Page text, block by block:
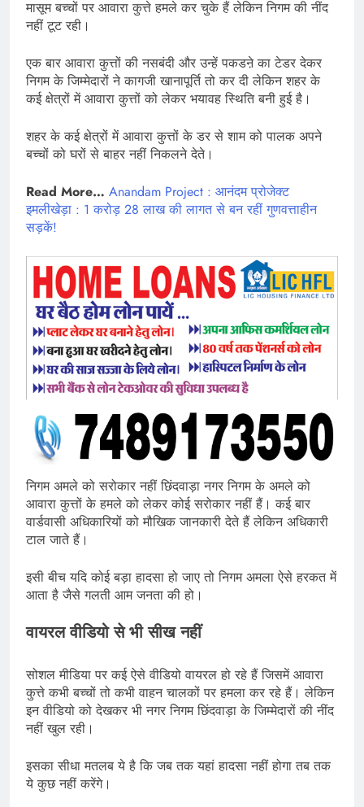
मासूम बच्चों पर आवारा कुत्ते हमले कर चुके हैं लेकिन निगम की नींद
नहीं टूट रही।
एक बार आवारा कुत्तों की नसबंदी और उन्हें पकडऩे का टेडर देकर
निगम के जिम्मेदारों ने कागजी खानापूर्ति तो कर दी लेकिन शहर के
कई क्षेत्रों में आवारा कुत्तों को लेकर भयावह स्थिति बनी हुई है।
शहर के कई क्षेत्रों में आवारा कुत्तों के डर से शाम को पालक अपने
बच्चों को घरों से बाहर नहीं निकलने देते।
Read More… Anandam Project : आनंदम प्रोजेक्ट
इमलीखेड़ा : 1 करोड़ 28 लाख की लागत से बन रहीं गुणवत्ताहीन
सड़कें!
निगम अमले को सरोकार नहीं छिंदवाड़ा नगर निगम के अमले को
आवारा कुत्तों के हमले को लेकर कोई सरोकार नहीं हैं। कई बार
वार्डवासी अधिकारियों को मौखिक जानकारी देते हैं लेकिन अधिकारी
टाल जाते हैं।
इसी बीच यदि कोई बड़ा हादसा हो जाए तो निगम अमला ऐसे हरकत में
आता है जैसे गलती आम जनता की हो।
वायरल वीडियो से भी सीख नहीं
सोशल मीडिया पर कई ऐसे वीडियो वायरल हो रहे हैं जिसमें आवारा
कुत्ते कभी बच्चों तो कभी वाहन चालकों पर हमला कर रहे हैं। लेकिन
इन वीडियो को देखकर भी नगर निगम छिंदवाड़ा के जिम्मेदारों की नींद
नहीं खुल रही।
इसका सीधा मतलब ये है कि जब तक यहां हादसा नहीं होगा तब तक
ये कुछ नहीं करेंगे।